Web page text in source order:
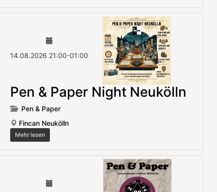
14.08.2026 21:00-01:00
Pen & Paper Night Neukölln
Pen & Paper
Fincan Neukölln
Mehr lesen